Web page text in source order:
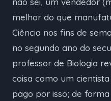
melhor do que
Ciência nos fins de
no segundo ano do
professor de Biologia
coisa como um
pago por isso; de